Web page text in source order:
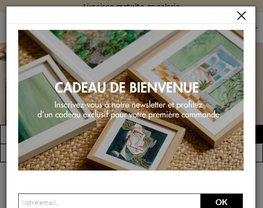
Livraisongratuiteen galerie
PEINTURES PEINTURES PAR FORMAT PEINTURES GRAND FORMAT
Peintures grand format
FILTRER
(2575 œuvres)
Créer une alerte
Vue par artiste
OK